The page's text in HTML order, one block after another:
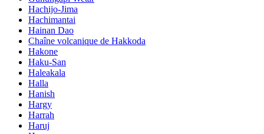
Hachijo-Jima
Hachimantai
Hainan Dao
Chaîne volcanique de Hakkoda
Hakone
Haku-San
Haleakala
Halla
Hanish
Hargy
Harrah
Haruj